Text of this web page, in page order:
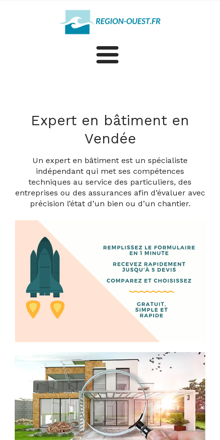
Rénovation
Plus d'artisans et professionnels en Vendée
Expert en bâtiment en
Vendée
Un expert en bâtiment est un spécialiste
indépendant qui met ses compétences
techniques au service des particuliers, des
entreprises ou des assurances afin d’évaluer avec
précision l’état d’un bien ou d’un chantier.